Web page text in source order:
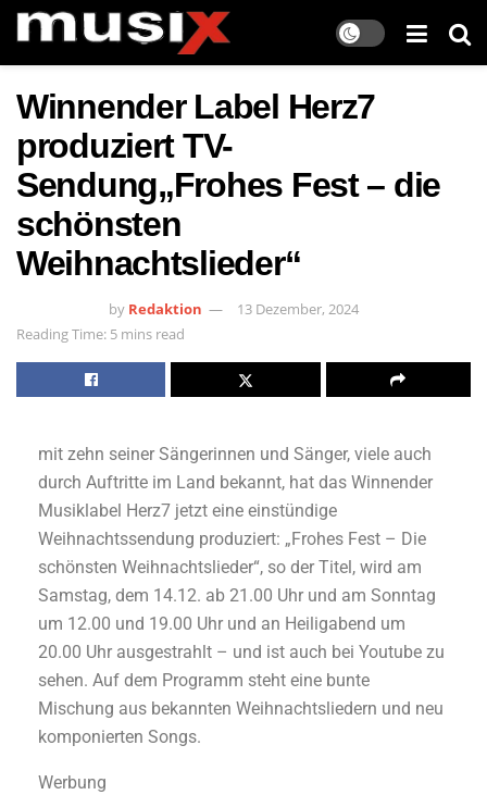
Winnender Label Herz7
produziert TV-
Sendung„Frohes Fest – die
schönsten
Weihnachtslieder“
by Redaktion
13 Dezember, 2024
Reading Time: 5 mins read
mit zehn seiner Sängerinnen und Sänger, viele auch
durch Auftritte im Land bekannt, hat das Winnender
Musiklabel Herz7 jetzt eine einstündige
Weihnachtssendung produziert: „Frohes Fest – Die
schönsten Weihnachtslieder“, so der Titel, wird am
Samstag, dem 14.12. ab 21.00 Uhr und am Sonntag
um 12.00 und 19.00 Uhr und an Heiligabend um
20.00 Uhr ausgestrahlt – und ist auch bei Youtube zu
sehen. Auf dem Programm steht eine bunte
Mischung aus bekannten Weihnachtsliedern und neu
komponierten Songs.
Werbung